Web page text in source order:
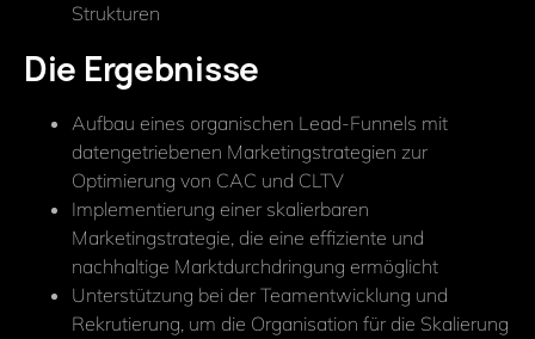
Strukturen
Die Ergebnisse
Aufbau eines organischen Lead-Funnels mit
datengetriebenen Marketingstrategien zur
Optimierung von CAC und CLTV
Implementierung einer skalierbaren
Marketingstrategie, die eine effiziente und
nachhaltige Marktdurchdringung ermöglicht
Unterstützung bei der Teamentwicklung und
Rekrutierung, um die Organisation für die Skalierung